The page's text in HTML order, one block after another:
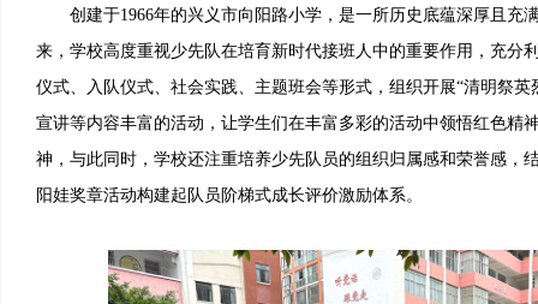
创建于1966年的兴义市向阳路小学，是一所历史底蕴深厚且充
来，学校高度重视少先队在培育新时代接班人中的重要作用，充分
仪式、入队仪式、社会实践、主题班会等形式，组织开展“清明祭英
宣讲等内容丰富的活动，让学生们在丰富多彩的活动中领悟红色精
神，与此同时，学校还注重培养少先队员的组织归属感和荣誉感，
阳娃奖章活动构建起队员阶梯式成长评价激励体系。